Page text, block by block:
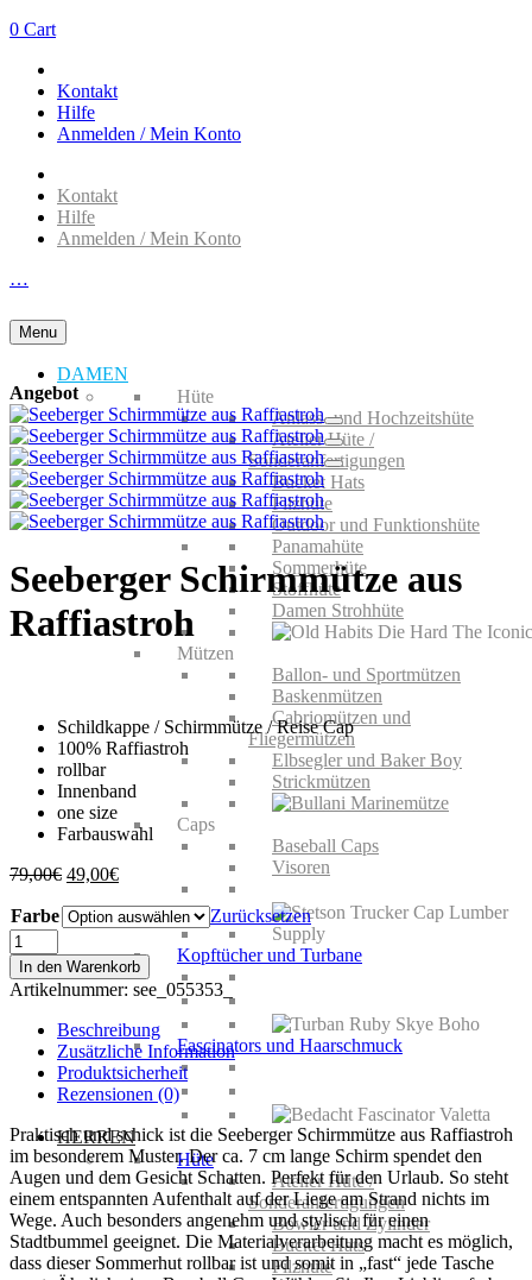
0 Cart
Kontakt
Hilfe
Anmelden / Mein Konto
Kontakt
Hilfe
Anmelden / Mein Konto
…
Menu
DAMEN
Hüte
Anlass- und Hochzeitshüte
Atelier Hüte /
Sonderanfertigungen
Bucket Hats
Filzhüte
Outdoor und Funktionshüte
Panamahüte
Sommerhüte
Stoffhüte
Damen Strohhüte
Mützen
Ballon- und Sportmützen
Baskenmützen
Cabriomützen und
Fliegermützen
Elbsegler und Baker Boy
Strickmützen
Caps
Baseball Caps
Visoren
Kopftücher und Turbane
Fascinators und Haarschmuck
HERREN
Hüte
Atelier Hüte /
Sonderanfertigungen
Bowler und Zylinder
Bucket Hats
Filzhüte
Angebot
Seeberger Schirmmütze aus
Raffiastroh
Schildkappe / Schirmmütze / Reise Cap
100% Raffiastroh
rollbar
Innenband
one size
Farbauswahl
79,00€ Ursprünglicher
war:
49,00€Aktueller
ist:
Farbe
Zurücksetzen
Seeberger
Schirmmütze
aus
Raffiastroh
Menge
In den Warenkorb
Artikelnummer: see_055353_
Beschreibung
Zusätzliche Information
Produktsicherheit
Rezensionen (0)
Praktisch und schick ist die Seeberger Schirmmütze aus Raffiastroh
im besonderem Muster. Der ca. 7 cm lange Schirm spendet den
Augen und dem Gesicht Schatten. Perfekt für den Urlaub. So steht
einem entspannten Aufenthalt auf der Liege am Strand nichts im
Wege. Auch besonders angenehm und stylisch für einen
Stadtbummel geeignet. Die Materialverarbeitung macht es möglich,
dass dieser Sommerhut rollbar ist und somit in „fast“ jede Tasche